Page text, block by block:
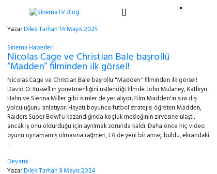
YazarDilek Tarhan 14 Mayıs 2025
Sinema Haberleri
Nicolas Cage ve Christian Bale başrollü
“Madden” filminden ilk görsel!
Nicolas Cage ve Christian Bale başrollü "Madden" filminden ilk görsel!
David O. Russell'ın yönetmenliğini üstlendiği filmde John Mulaney, Kathryn
Hahn ve Sienna Miller gibi isimler de yer alıyor. Film Madden'ın sıra dışı
yolculuğunu anlatıyor. Hayatı boyunca futbol stratejisi öğreten Madden,
Raiders Super Bowl'u kazandığında koçluk mesleğinin zirvesine ulaştı,
ancak iş onu öldürdüğü için ayrılmak zorunda kaldı. Daha önce hiç video
oyunu oynamamış olmasına rağmen, EA'de yeni bir amaç buldu, ekrandaki
...
Devamı
YazarDilek Tarhan 8 Mayıs 2024